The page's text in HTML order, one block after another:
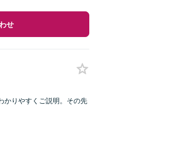
せ
かりやすくご説明。その先